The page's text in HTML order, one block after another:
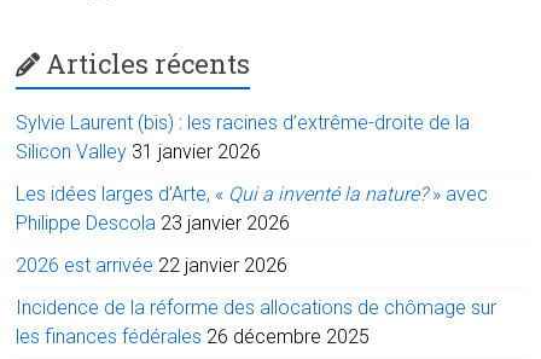
Articles récents
Sylvie Laurent (bis) : les racines d’extrême-droite de la
Silicon Valley 31 janvier 2026
Les idées larges d’Arte, « Qui a inventé la nature?» avec
Philippe Descola 23 janvier 2026
2026 est arrivée 22 janvier 2026
Incidence de la réforme des allocations de chômage sur
les finances fédérales 26 décembre 2025